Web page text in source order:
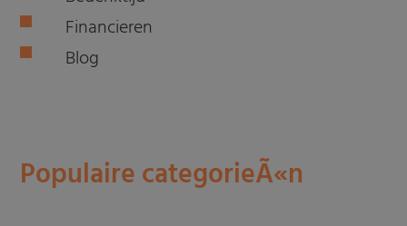
Financieren
Blog
Populaire categorieÃ«n